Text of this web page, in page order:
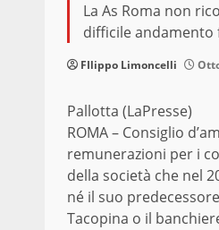
La As Roma non
difficile andamento
FIlippo Limoncelli
Pallotta (LaPresse)
ROMA – Consiglio
remunerazioni per i
della società che nel
né il suo predecessore
Tacopina o il